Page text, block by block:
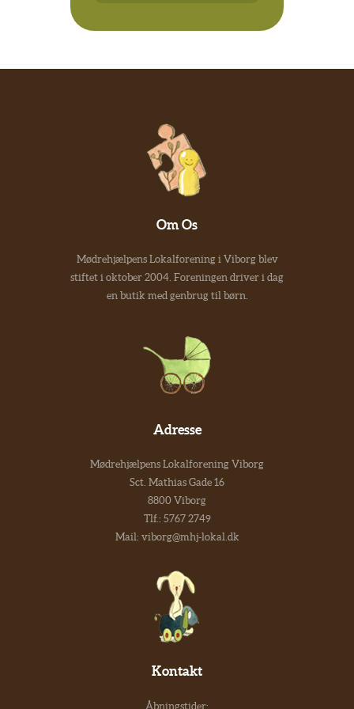
Om Os
Mødrehjælpens Lokalforening i Viborg blev
stiftet i oktober 2004. Foreningen driver i dag
en butik med genbrug til børn.
Adresse
Mødrehjælpens Lokalforening Viborg
Sct. Mathias Gade 16
8800 Viborg
Tlf.: 5767 2749
Mail: viborg@mhj-lokal.dk
Kontakt
Åbningstider: